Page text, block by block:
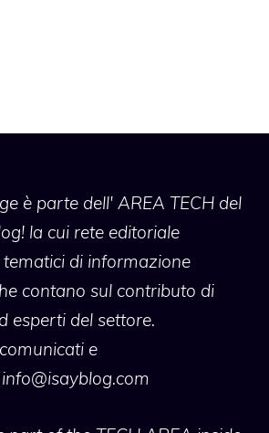
è parte dell' AREA TECH del
la cui rete editoriale
di informazione
contano sul contributo di
esperti del settore.
e
info@isayblog.com